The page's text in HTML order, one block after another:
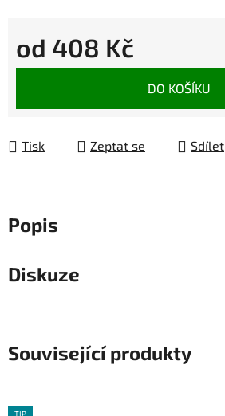
od 408 Kč
Měrná cena:
DO KOŠÍKU
Tisk Zeptat se Sdílet
Popis
Diskuze
Související produkty
TIP